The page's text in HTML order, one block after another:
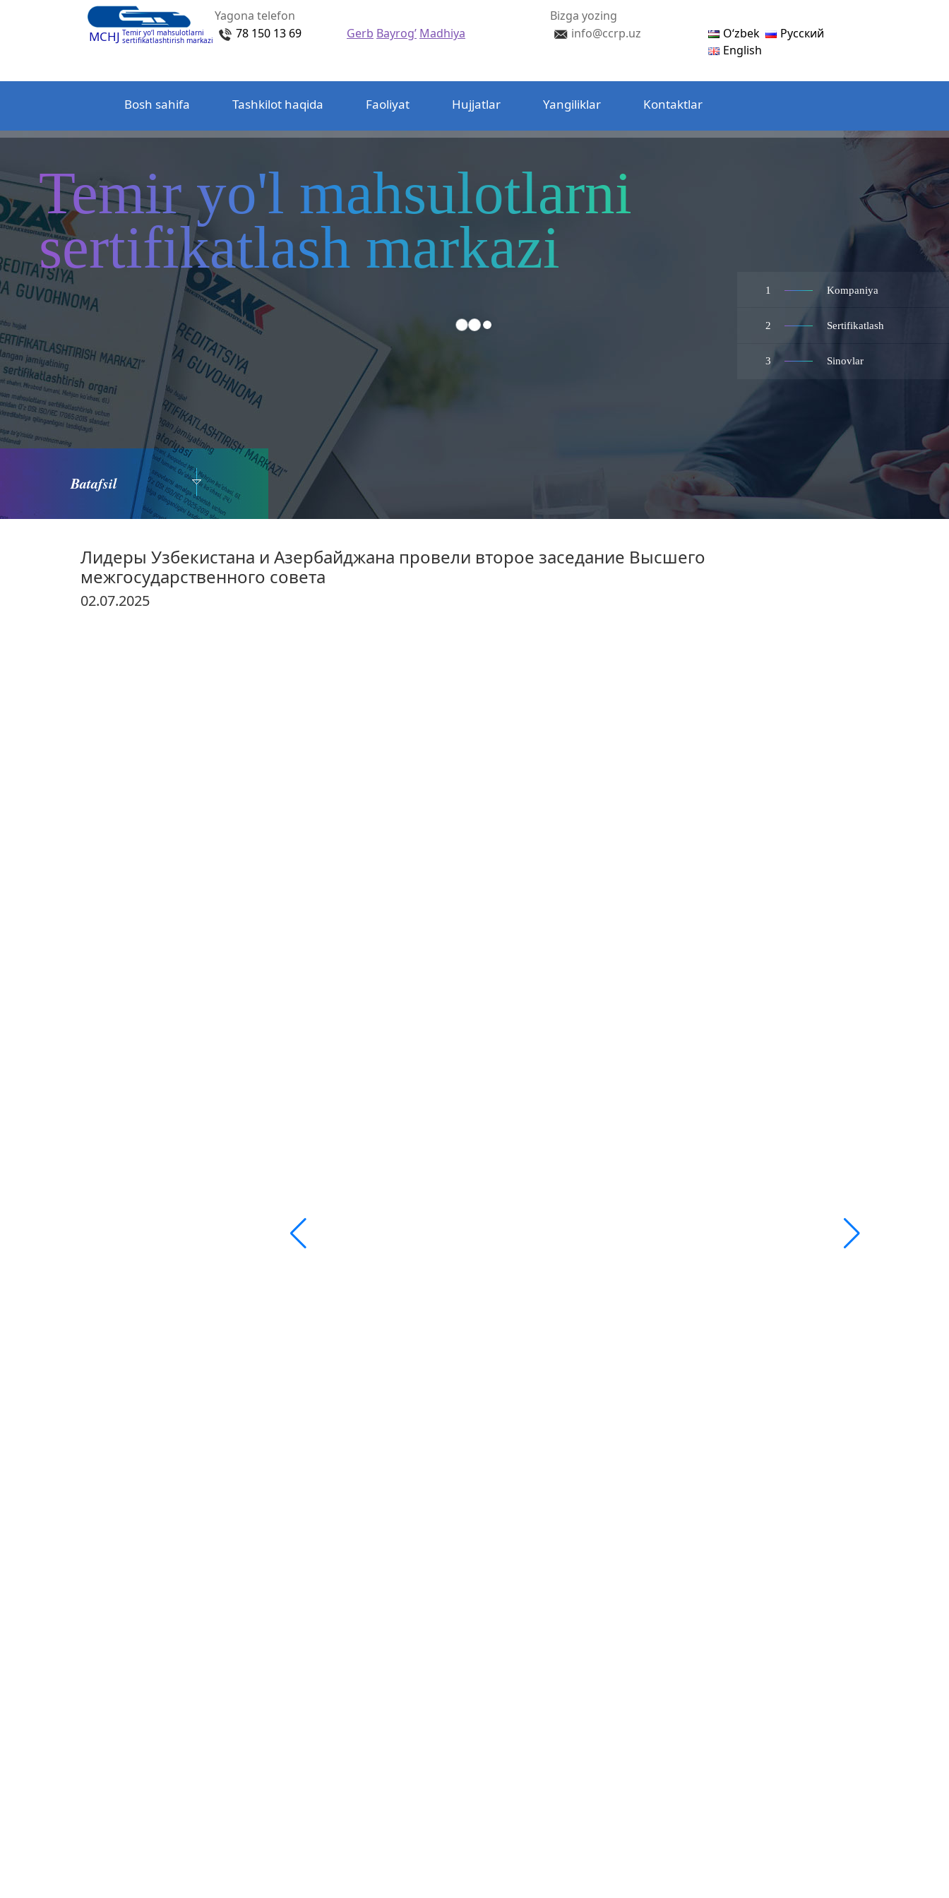
MCHJ Temir yo‘l mahsulotlarni
sertifikatlashtirish markazi
Yagona telefon
78 150 13 69
Gerb Bayrog’ Madhiya
Bizga yozing
info@ccrp.uz
Oʻzbek
Русский
English
Bosh sahifa Tashkilot haqida Faoliyat Hujjatlar Yangiliklar Kontaktlar
1 Kompaniya
2 Sertifikatlash
3 Sinovlar
Temir yo'l mahsulotlarni
sertifikatlash markazi
Batafsil
Лидеры Узбекистана и Азербайджана провели второе заседание Высшего
межгосударственного совета
02.07.2025